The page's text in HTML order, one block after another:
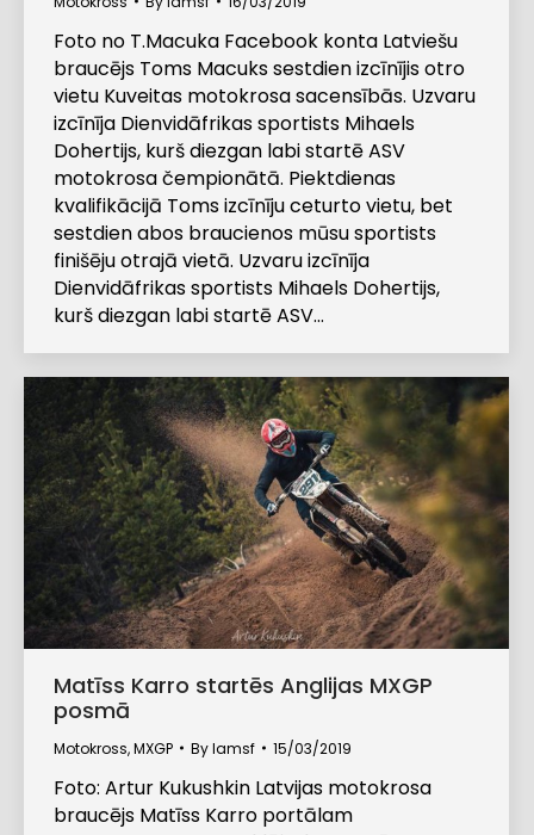
Foto no T.Macuka Facebook konta Latviešu
braucējs Toms Macuks sestdien izcīnījis otro
vietu Kuveitas motokrosa sacensībās. Uzvaru
izcīnīja Dienvidāfrikas sportists Mihaels
Dohertijs, kurš diezgan labi startē ASV
motokrosa čempionātā. Piektdienas
kvalifikācijā Toms izcīnīju ceturto vietu, bet
sestdien abos braucienos mūsu sportists
finišēju otrajā vietā. Uzvaru izcīnīja
Dienvidāfrikas sportists Mihaels Dohertijs,
kurš diezgan labi startē ASV…
Matīss Karro startēs Anglijas MXGP
posmā
Motokross,MXGP Bylamsf 15/03/2019
Foto: Artur Kukushkin Latvijas motokrosa
braucējs Matīss Karro portālam